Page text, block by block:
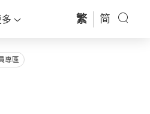
多 繁 简
專區